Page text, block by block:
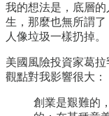
我的想法是，底層
生，那麼也無所謂
人像垃圾一樣扔掉。
美國風險投資家葛拉
觀點對我影響很大：
創業是艱難的